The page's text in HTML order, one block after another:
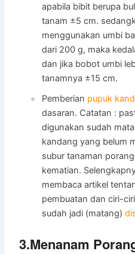
apabila bibit berupa
tanam ±5 cm.
menggunakan umbi
dari 200 g, maka
dan jika bobot umbi
tanamnya ±15 cm.
Pemberian pupuk
dasaran. Catatan :
digunakan sudah
kandang yang belum
subur tanaman
kematian.
membaca artikel
pembuatan dan ciri-
sudah jadi (matang)
3.Menanam